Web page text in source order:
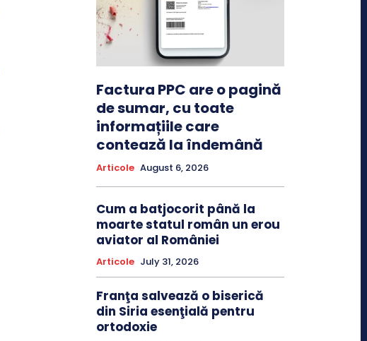
Factura PPC are o pagină
de sumar, cu toate
informațiile care
contează la îndemână
Articole August 6, 2026
Cum a batjocorit până la
moarte statul român un erou
aviator al României
Articole July 31, 2026
Franţa salvează o biserică
din Siria esenţială pentru
ortodoxie